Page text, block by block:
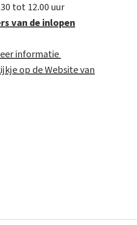
tot 12.00 uur
van de inlopen
informatie
op de Website van